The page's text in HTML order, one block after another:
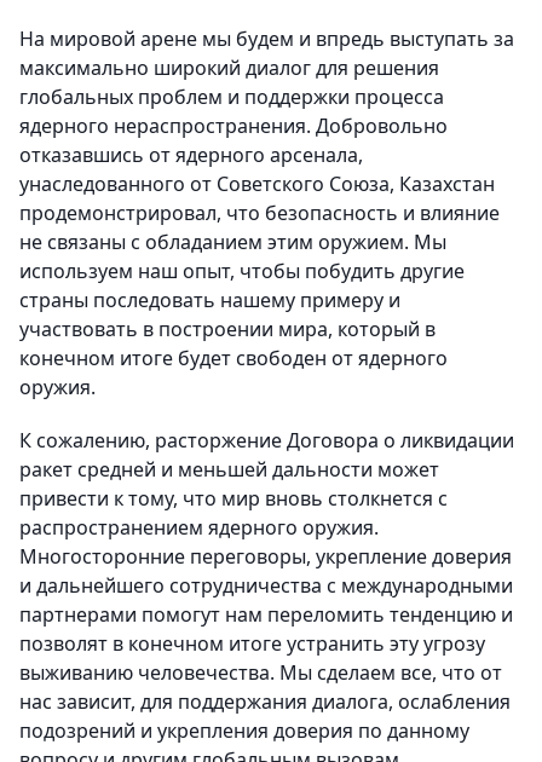
На мировой арене мы будем и впредь выступать за
максимально широкий диалог для решения
глобальных проблем и поддержки процесса
ядерного нераспространения. Добровольно
отказавшись от ядерного арсенала,
унаследованного от Советского Союза, Казахстан
продемонстрировал, что безопасность и влияние
не связаны с обладанием этим оружием. Мы
используем наш опыт, чтобы побудить другие
страны последовать нашему примеру и
участвовать в построении мира, который в
конечном итоге будет свободен от ядерного
оружия.
К сожалению, расторжение Договора о ликвидации
ракет средней и меньшей дальности может
привести к тому, что мир вновь столкнется с
распространением ядерного оружия.
Многосторонние переговоры, укрепление доверия
и дальнейшего сотрудничества с международными
партнерами помогут нам переломить тенденцию и
позволят в конечном итоге устранить эту угрозу
выживанию человечества. Мы сделаем все, что от
нас зависит, для поддержания диалога, ослабления
подозрений и укрепления доверия по данному